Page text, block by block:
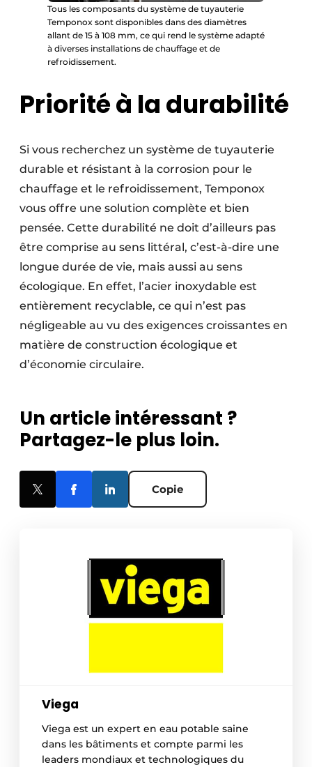
Tous les composants du système de tuyauterie
Temponox sont disponibles dans des diamètres
allant de 15 à 108 mm, ce qui rend le système adapté
à diverses installations de chauffage et de
refroidissement.
Priorité à la durabilité
Si vous recherchez un système de tuyauterie
durable et résistant à la corrosion pour le
chauffage et le refroidissement, Temponox
vous offre une solution complète et bien
pensée. Cette durabilité ne doit d’ailleurs pas
être comprise au sens littéral, c’est-à-dire une
longue durée de vie, mais aussi au sens
écologique. En effet, l’acier inoxydable est
entièrement recyclable, ce qui n’est pas
négligeable au vu des exigences croissantes en
matière de construction écologique et
d’économie circulaire.
Un article intéressant ?
Partagez-le plus loin.
Copie
Viega
Viega est un expert en eau potable saine
dans les bâtiments et compte parmi les
leaders mondiaux et technologiques du